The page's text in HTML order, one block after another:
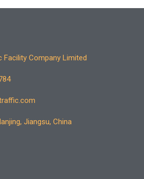
Facility Company Limited
Jiangsu, China